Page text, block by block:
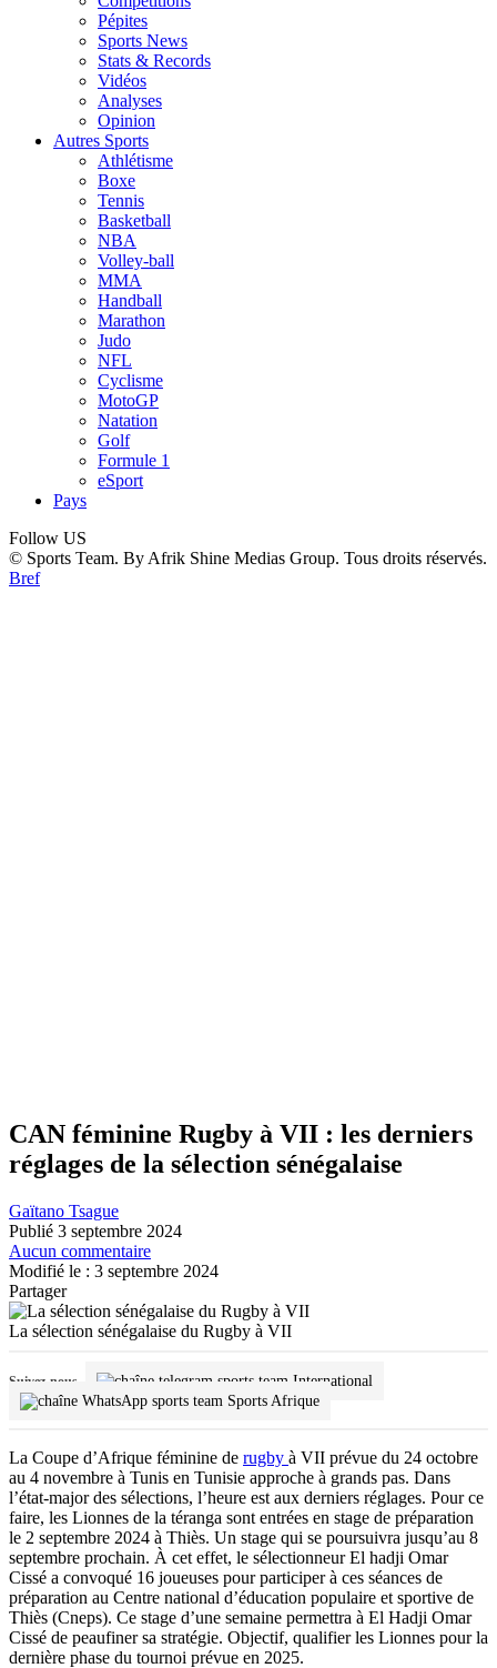
Pépites
Sports News
Stats & Records
Vidéos
Analyses
Opinion
Autres Sports
Athlétisme
Boxe
Tennis
Basketball
NBA
Volley-ball
MMA
Handball
Marathon
Judo
NFL
Cyclisme
MotoGP
Natation
Golf
Formule 1
eSport
Pays
Follow US
© Sports Team. By Afrik Shine Medias Group. Tous droits réservés.
Bref
CAN féminine Rugby à VII : les derniers
réglages de la sélection sénégalaise
Gaïtano Tsague
Publié 3 septembre 2024
Aucun commentaire
Modifié le : 3 septembre 2024
Partager
La sélection sénégalaise du Rugby à VII
Suivez-nous
International
Sports Afrique
La Coupe d’Afrique féminine de rugby à VII prévue du 24 octobre
au 4 novembre à Tunis en Tunisie approche à grands pas. Dans
l’état-major des sélections, l’heure est aux derniers réglages. Pour ce
faire, les Lionnes de la téranga sont entrées en stage de préparation
le 2 septembre 2024 à Thiès. Un stage qui se poursuivra jusqu’au 8
septembre prochain. À cet effet, le sélectionneur El hadji Omar
Cissé a convoqué 16 joueuses pour participer à ces séances de
préparation au Centre national d’éducation populaire et sportive de
Thiès (Cneps). Ce stage d’une semaine permettra à El Hadji Omar
Cissé de peaufiner sa stratégie. Objectif, qualifier les Lionnes pour la
dernière phase du tournoi prévue en 2025.